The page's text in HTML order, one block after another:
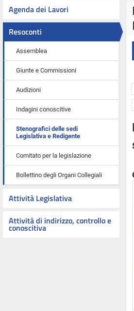
Agenda dei Lavori
Resoconti
Assemblea
Giunte e Commissioni
Audizioni
Indagini conoscitive
Stenografici delle sedi
Legislativa e Redigente
Comitato per la legislazione
Bollettino degli Organi Collegiali
Attività Legislativa
Attività di indirizzo, controllo e
conoscitiva